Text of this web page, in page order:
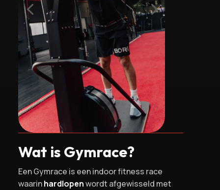
Wat is Gymrace?
Een Gymrace is een indoor fitness race
waarinhardlopen wordt afgewisseld met